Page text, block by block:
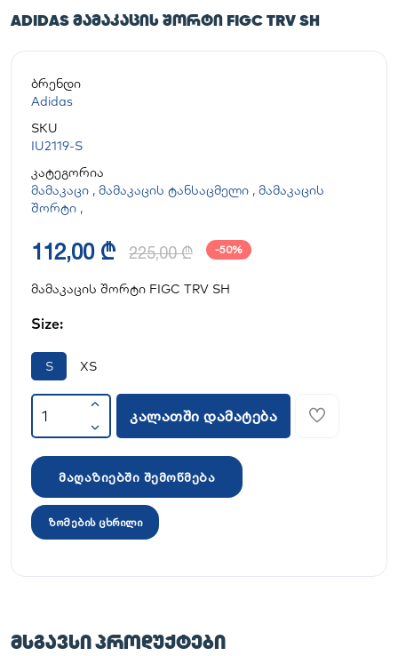
ADIDAS ᲛᲐᲛᲐᲙᲐᲪᲘᲡ ᲨᲝᲠᲢᲘ FIGC TRV SH
ბრენდი
Adidas
SKU
IU2119-S
კატეგორია
მამაკაცი , მამაკაცის ტანსაცმელი , მამაკაცის
შორტი ,
112,00 ₾ 225,00 ₾ -50%
მამაკაცის შორტი FIGC TRV SH
Size:
S XS
კალათში დამატება
მაღაზიებში შემოწმება
ზომების ცხრილი
ᲛᲡᲒᲐᲕᲡᲘ ᲞᲠᲝᲓᲣᲥᲢᲔᲑᲘ